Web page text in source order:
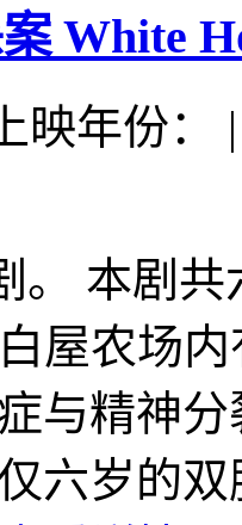
White
上映年份：
|
。 本剧共
屋农场
与精神
六岁的